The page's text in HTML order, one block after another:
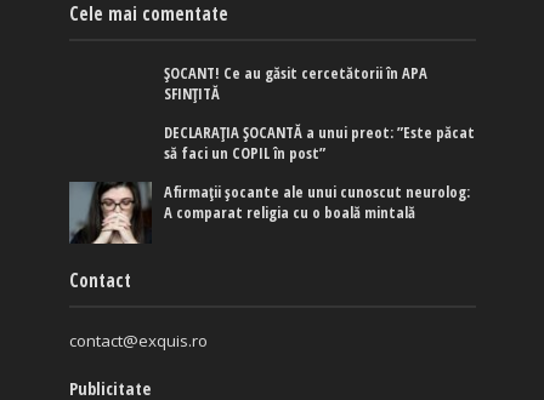
Cele mai comentate
ȘOCANT! Ce au găsit cercetătorii în APA
SFINȚITĂ
DECLARAȚIA ȘOCANTĂ a unui preot: ”Este păcat
să faci un COPIL în post”
Afirmaţii şocante ale unui cunoscut neurolog:
A comparat religia cu o boală mintală
Contact
contact@exquis.ro
Publicitate